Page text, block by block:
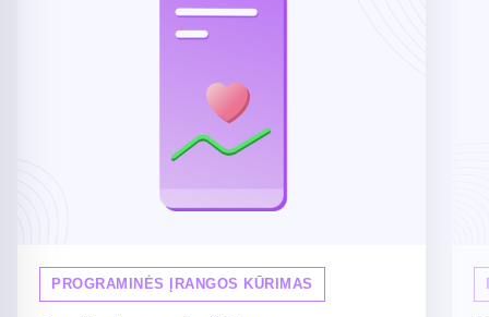
PROGRAMINĖS ĮRANGOS KŪRIMAS